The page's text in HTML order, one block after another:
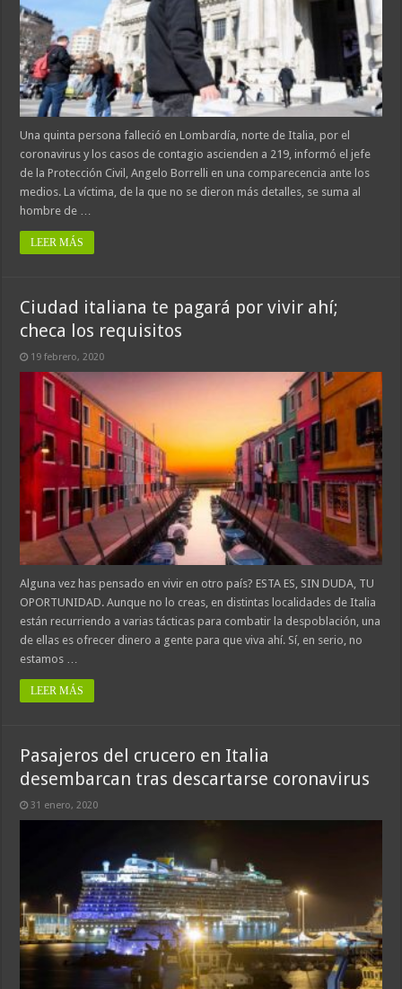
Una quinta persona falleció en Lombardía, norte de Italia, por el
coronavirus y los casos de contagio ascienden a 219, informó el jefe
de la Protección Civil, Angelo Borrelli en una comparecencia ante los
medios. La víctima, de la que no se dieron más detalles, se suma al
hombre de …
LEER MÁS
Ciudad italiana te pagará por vivir ahí;
checa los requisitos
19 febrero, 2020
Alguna vez has pensado en vivir en otro país? ESTA ES, SIN DUDA, TU
OPORTUNIDAD. Aunque no lo creas, en distintas localidades de Italia
están recurriendo a varias tácticas para combatir la despoblación, una
de ellas es ofrecer dinero a gente para que viva ahí. Sí, en serio, no
estamos …
LEER MÁS
Pasajeros del crucero en Italia
desembarcan tras descartarse coronavirus
31 enero, 2020